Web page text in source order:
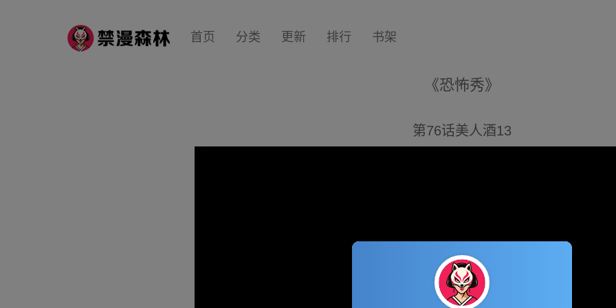
首页 分类 更新 排行 书架
《恐怖秀》
第76话美人酒13